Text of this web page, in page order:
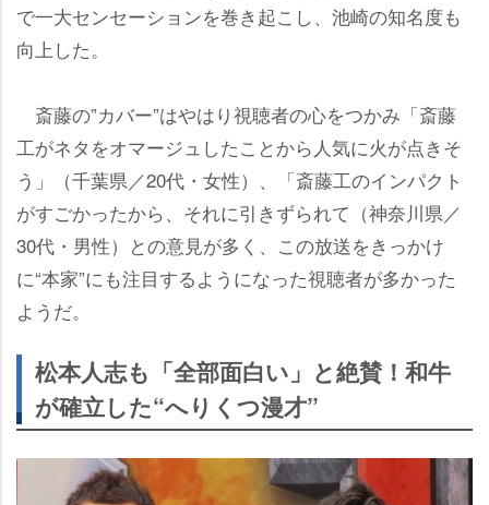
で一大センセーションを巻き起こし、池崎の知名度も
向上した。
斎藤の”カバー”はやはり視聴者の心をつかみ「斎藤
工がネタをオマージュしたことから人気に火が点きそ
う」（千葉県／20代・女性）、「斎藤工のインパクト
がすごかったから、それに引きずられて（神奈川県／
30代・男性）との意見が多く、この放送をきっかけ
に“本家”にも注目するようになった視聴者が多かった
ようだ。
松本人志も「全部面白い」と絶賛！和牛
が確立した“へりくつ漫才”